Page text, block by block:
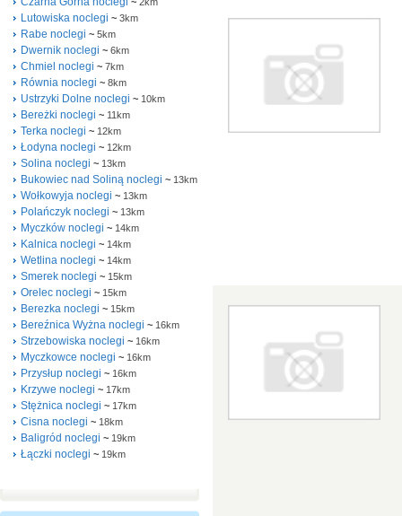
Lutowiska noclegi ~ 3km
Rabe noclegi ~ 5km
Dwernik noclegi ~ 6km
Chmiel noclegi ~ 7km
Równia noclegi ~ 8km
Ustrzyki Dolne noclegi ~ 10km
Bereżki noclegi ~ 11km
Terka noclegi ~ 12km
Łodyna noclegi ~ 12km
Solina noclegi ~ 13km
Bukowiec nad Soliną noclegi ~ 13km
Wołkowyja noclegi ~ 13km
Polańczyk noclegi ~ 13km
Myczków noclegi ~ 14km
Kalnica noclegi ~ 14km
Wetlina noclegi ~ 14km
Smerek noclegi ~ 15km
Orelec noclegi ~ 15km
Berezka noclegi ~ 15km
Bereźnica Wyżna noclegi ~ 16km
Strzebowiska noclegi ~ 16km
Myczkowce noclegi ~ 16km
Przysłup noclegi ~ 16km
Krzywe noclegi ~ 17km
Stężnica noclegi ~ 17km
Cisna noclegi ~ 18km
Baligród noclegi ~ 19km
Łączki noclegi ~ 19km